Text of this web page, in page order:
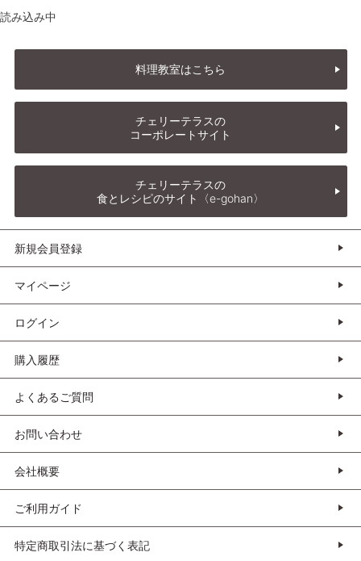
読み込み中
料理教室はこちら
チェリーテラスの
コーポレートサイト
チェリーテラスの
食とレシピのサイト〈e-gohan〉
新規会員登録
マイページ
ログイン
購入履歴
よくあるご質問
お問い合わせ
会社概要
ご利用ガイド
特定商取引法に基づく表記